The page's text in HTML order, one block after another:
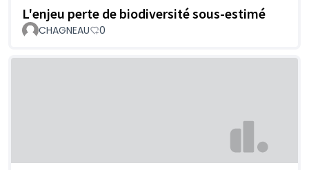
L'enjeu perte de biodiversité sous-estimé
CHAGNEAU 0